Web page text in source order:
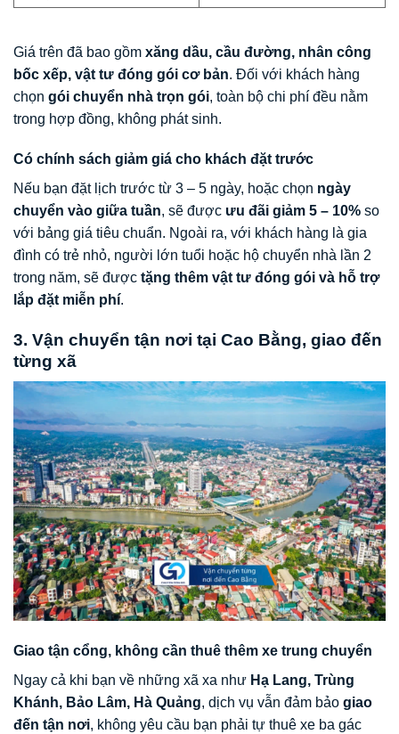
Giá trên đã bao gồm xăng dầu, cầu đường, nhân công
bốc xếp, vật tư đóng gói cơ bản. Đối với khách hàng
chọn gói chuyển nhà trọn gói, toàn bộ chi phí đều nằm
trong hợp đồng, không phát sinh.
Có chính sách giảm giá cho khách đặt trước
Nếu bạn đặt lịch trước từ 3 – 5 ngày, hoặc chọn ngày
chuyển vào giữa tuần, sẽ được ưu đãi giảm 5 – 10% so
với bảng giá tiêu chuẩn. Ngoài ra, với khách hàng là gia
đình có trẻ nhỏ, người lớn tuổi hoặc hộ chuyển nhà lần 2
trong năm, sẽ được tặng thêm vật tư đóng gói và hỗ trợ
lắp đặt miễn phí.
3. Vận chuyển tận nơi tại Cao Bằng, giao đến
từng xã
Giao tận cổng, không cần thuê thêm xe trung chuyển
Ngay cả khi bạn về những xã xa như Hạ Lang, Trùng
Khánh, Bảo Lâm, Hà Quảng, dịch vụ vẫn đảm bảo giao
đến tận nơi, không yêu cầu bạn phải tự thuê xe ba gác